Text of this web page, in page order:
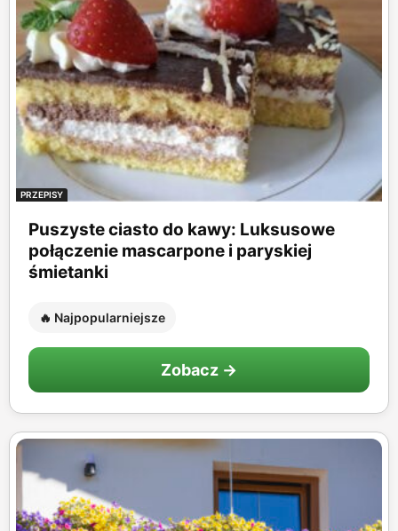
PRZEPISY
Puszyste ciasto do kawy: Luksusowe
połączenie mascarpone i paryskiej
śmietanki
🔥 Najpopularniejsze
Zobacz →